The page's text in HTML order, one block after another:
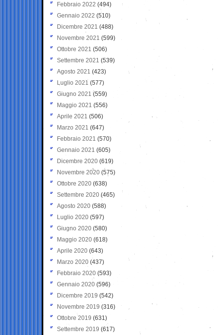
Febbraio 2022 (494)
Gennaio 2022 (510)
Dicembre 2021 (488)
Novembre 2021 (599)
Ottobre 2021 (506)
Settembre 2021 (539)
Agosto 2021 (423)
Luglio 2021 (577)
Giugno 2021(559)
Maggio 2021 (556)
Aprile 2021 (506)
Marzo 2021 (647)
Febbraio 2021 (570)
Gennaio 2021 (605)
Dicembre 2020 (619)
Novembre 2020 (575)
Ottobre 2020 (638)
Settembre 2020(465)
Agosto 2020 (588)
Luglio 2020 (597)
Giugno 2020 (580)
Maggio 2020 (618)
Aprile 2020 (643)
Marzo 2020 (437)
Febbraio 2020 (593)
Gennaio 2020 (596)
Dicembre 2019 (542)
Novembre 2019 (316)
Ottobre 2019 (631)
Settembre 2019 (617)